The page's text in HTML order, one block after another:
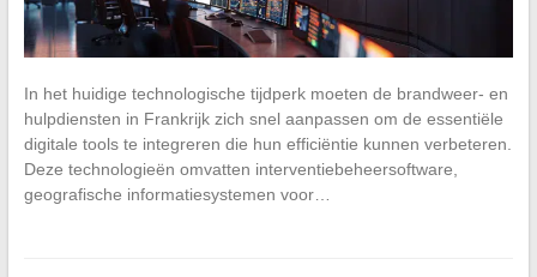
In het huidige technologische tijdperk moeten de brandweer- en
hulpdiensten in Frankrijk zich snel aanpassen om de essentiële
digitale tools te integreren die hun efficiëntie kunnen verbeteren.
Deze technologieën omvatten interventiebeheersoftware,
geografische informatiesystemen voor…